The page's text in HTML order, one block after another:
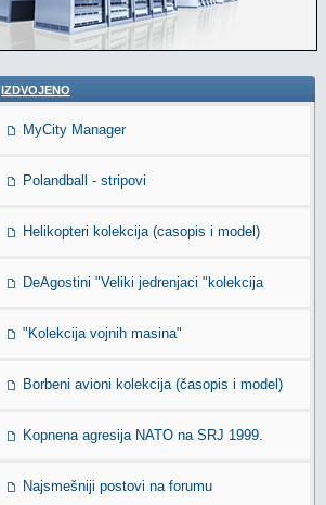
IZDVOJENO
MyCity Manager
Polandball - stripovi
Helikopteri kolekcija (casopis i model)
DeAgostini "Veliki jedrenjaci "kolekcija
"Kolekcija vojnih masina"
Borbeni avioni kolekcija (časopis i model)
Kopnena agresija NATO na SRJ 1999.
Najsmešniji postovi na forumu